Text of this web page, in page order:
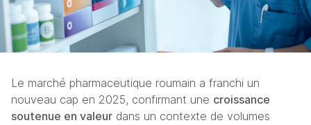
Le marché pharmaceutique roumain a franchi un
nouveau cap en 2025, confirmant une croissance
soutenue en valeur dans un contexte de volumes